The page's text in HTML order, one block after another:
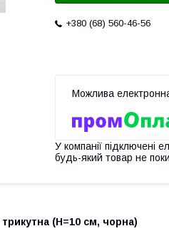
+380 (68) 560-46-56
У компанії підключені
будь-який товар не
(H=10 см, чорна)